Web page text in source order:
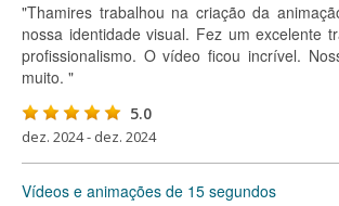
"Thamires trabalhou na criação da
nossa identidade visual. Fez um excelente
profissionalismo. O vídeo ficou incrível.
muito. "
5.0
dez. 2024 - dez. 2024
Vídeos e animações de 15 segundos